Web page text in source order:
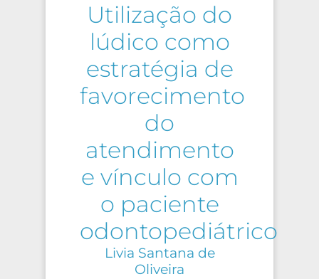
Utilização do
lúdico como
estratégia de
favorecimento
do
atendimento
e vínculo com
o paciente
odontopediátrico
Livia Santana de
Oliveira